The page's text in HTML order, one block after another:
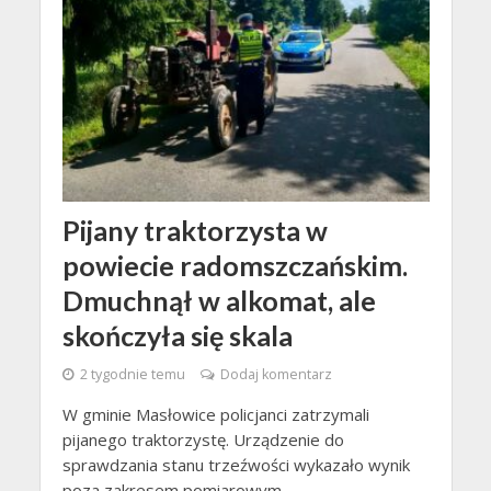
Pijany traktorzysta w
powiecie radomszczańskim.
Dmuchnął w alkomat, ale
skończyła się skala
2 tygodnie temu Dodaj komentarz
W gminie Masłowice policjanci zatrzymali
pijanego traktorzystę. Urządzenie do
sprawdzania stanu trzeźwości wykazało wynik